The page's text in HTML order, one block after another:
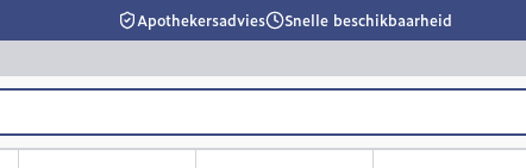
Apothekersadvies Snelle beschikbaarheid